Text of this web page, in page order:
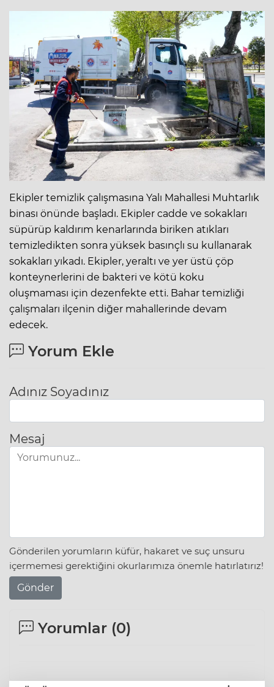
Ekipler temizlik çalışmasına Yalı Mahallesi Muhtarlık
binası önünde başladı. Ekipler cadde ve sokakları
süpürüp kaldırım kenarlarında biriken atıkları
temizledikten sonra yüksek basınçlı su kullanarak
sokakları yıkadı. Ekipler, yeraltı ve yer üstü çöp
konteynerlerini de bakteri ve kötü koku
oluşmaması için dezenfekte etti. Bahar temizliği
çalışmaları ilçenin diğer mahallerinde devam
edecek.
Yorum Ekle
Adınız Soyadınız
Mesaj
Gönderilen yorumların küfür, hakaret ve suç unsuru
içermemesi gerektiğini okurlarımıza önemle hatırlatırız!
Gönder
Yorumlar (0)